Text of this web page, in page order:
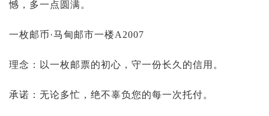
憾，多一点圆满。
一枚邮币·马甸邮市一楼A2007
理念：以一枚邮票的初心，守一份长久的信用。
承诺：无论多忙，绝不辜负您的每一次托付。